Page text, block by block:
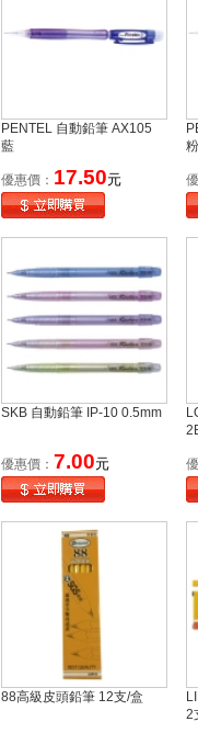
PENTEL 自動鉛筆 AX105
藍
優惠價： 17.50元
SKB 自動鉛筆 IP-10 0.5mm
優惠價： 7.00元
88高級皮頭鉛筆 12支/盒
2